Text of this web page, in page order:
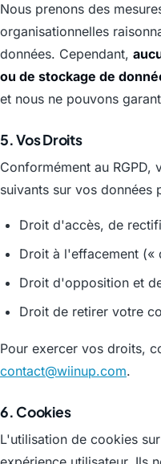
Nous prenons des
organisationnelles
données. Cependant,
ou de stockage de
et nous ne pouvons
5. Vos Droits
Conformément au
suivants sur vos données
Droit d'accès, de
Droit à l'effacement («
Droit d'opposition et
Droit de retirer votre
Pour exercer vos droits,
contact@wiinup.com.
6. Cookies
L'utilisation de cookies